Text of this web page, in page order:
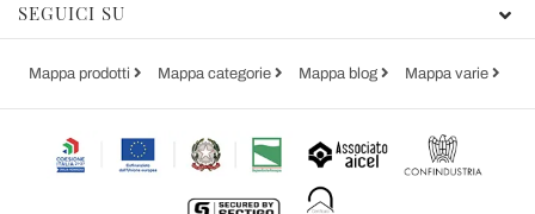
SEGUICI SU
Mappa prodotti Mappa categorie Mappa blog Mappa varie